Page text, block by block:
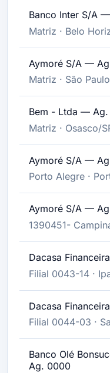
Banco Inter S/A
Matriz · Belo
Aymoré S/A —
Matriz · São
Bem - Ltda —
Matriz · Osasco/
Aymoré S/A —
Porto Alegre ·
Aymoré S/A —
1390451-
Dacasa
Filial 0043-14 ·
Dacasa
Filial 0044-03 ·
Banco Olé
Ag. 0000